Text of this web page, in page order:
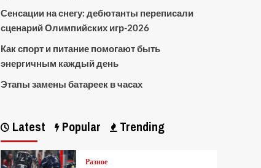
Сенсации на снегу: дебютанты переписали
сценарий Олимпийских игр-2026
Как спорт и питание помогают быть
энергичным каждый день
Этапы замены батареек в часах
Latest Popular Trending
Разное